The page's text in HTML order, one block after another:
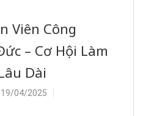
Viên Công
– Cơ Hội Làm
Dài
19/04/2025